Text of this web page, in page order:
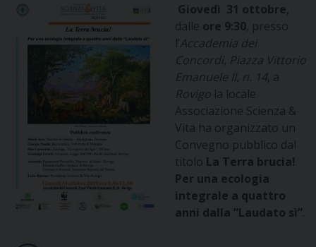
Giovedì 31 ottobre
dalle ore 9:30 , presso
l’Accademia dei
Concordi, Piazza Vittorio
Emanuele II, n. 14 , a
Rovigo la locale
Associazione Scienza &
Vita ha organizzato un
Convegno pubblico dal
titolo La Terra brucia!
Per una ecologia
integrale a quattro
anni dalla “Laudato sì”.